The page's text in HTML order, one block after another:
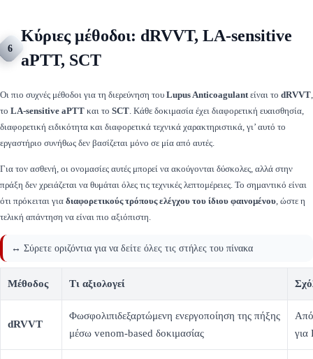
6
Κύριες μέθοδοι: dRVVT, LA-sensitive
aPTT, SCT
Οι πιο συχνές μέθοδοι για τη διερεύνηση του Lupus Anticoagulantείναι το dRVVT,
το LA-sensitive aPTT και το SCT. Κάθε δοκιμασία έχει διαφορετική ευαισθησία,
διαφορετική ειδικότητα και διαφορετικά τεχνικά χαρακτηριστικά, γι’ αυτό το
εργαστήριο συνήθως δεν βασίζεται μόνο σε μία από αυτές.
Για τον ασθενή, οι ονομασίες αυτές μπορεί να ακούγονται δύσκολες, αλλά στην
πράξη δεν χρειάζεται να θυμάται όλες τις τεχνικές λεπτομέρειες. Το σημαντικό είναι
ότι πρόκειται για διαφορετικούς τρόπους ελέγχου του ίδιου φαινομένου, ώστε η
τελική απάντηση να είναι πιο αξιόπιστη.
↔️ Σύρετε οριζόντια για να δείτε όλες τις στήλες του πίνακα
Μέθοδος Τι αξιολογεί
dRVVT
Φωσφολιπιδεξαρτώμενη ενεργοποίηση της πήξης
μέσω venom-based δοκιμασίας
Από
για